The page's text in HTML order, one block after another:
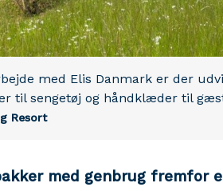
med Elis Danmark er der
til sengetøj og håndklæder til
Resort
med genbrug fremfor